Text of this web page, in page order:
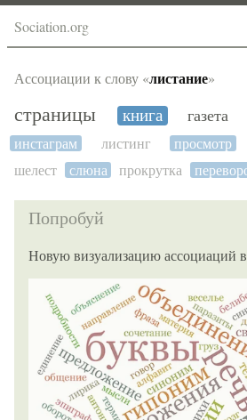
Sociation.org
Ассоциации к слову «листание»
страницы книга газета
инстаграм
листинг просмотр
шелест
слюна прокрутка
Попробуй
Новую визуализацию ассоциаций